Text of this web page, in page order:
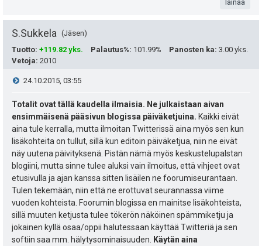
n
s
ä
:
e
i
lainaa
S.Sukkela
Jäsen
Tuotto: +119.82 yks. Palautus%: 101.99% Panosten ka: 3.00 yks.
Vetoja: 2010
V
i
e
t
i
24.10.2015, 03:55
Totalit ovat tällä kaudella ilmaisia. Ne julkaistaan aivan
ensimmäisenä pääsivun blogissa päiväketjuina. Kaikki eivät
aina tule kerralla, mutta ilmoitan Twitterissä aina myös sen kun
lisäkohteita on tullut, sillä kun editoin päiväketjua, niin ne eivät
näy uutena päivityksenä. Pistän nämä myös keskustelupalstan
blogiini, mutta sinne tulee aluksi vain ilmoitus, että vihjeet ovat
etusivulla ja ajan kanssa sitten lisäilen ne foorumiseurantaan.
Tulen tekemään, niin että ne erottuvat seurannassa viime
vuoden kohteista. Foorumin blogissa en mainitse lisäkohteista,
sillä muuten ketjusta tulee tökerön näköinen spämmiketju ja
jokainen kyllä osaa/oppii halutessaan käyttää Twitteriä ja sen
softiin saa mm. hälytysominaisuuden. Käytän aina